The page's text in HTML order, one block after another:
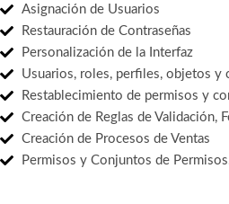
Asignación de Usuarios
Restauración de Contraseñas
Personalización de la Interfaz
Usuarios, roles, perfiles, objetos y
Restablecimiento de permisos y
Creación de Reglas de Validación,
Creación de Procesos de Ventas
Permisos y Conjuntos de